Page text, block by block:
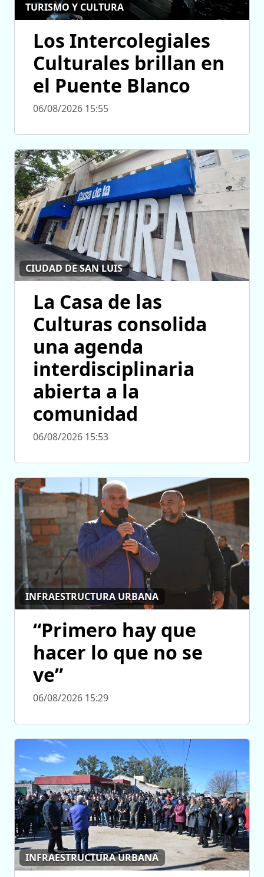
TURISMO Y CULTURA
Los Intercolegiales
Culturales brillan en
el Puente Blanco
06/08/2026 15:55
CIUDAD DE SAN LUIS
La Casa de las
Culturas consolida
una agenda
interdisciplinaria
abierta a la
comunidad
06/08/2026 15:53
INFRAESTRUCTURA URBANA
“Primero hay que
hacer lo que no se
ve”
06/08/2026 15:29
INFRAESTRUCTURA URBANA